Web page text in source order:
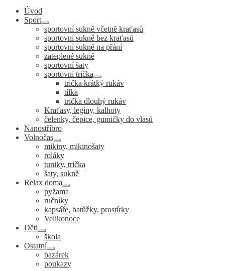
Úvod
Sport
Expand
child
menu
sportovní sukně včetně kraťasů
sportovní sukně bez kraťasů
sportovní sukně na přání
zateplené sukně
sportovní šaty
sportovní trička
Expand
child
trička krátký rukáv
tílka
trička dlouhý rukáv
Kraťasy, legíny, kalhoty
čelenky, čepice, gumičky do vlasů
Nanostříbro
Volnočas
Expand
child
menu
mikiny, mikinošaty
roláky
tuniky, trička
šaty, sukně
Relax doma
Expand
child
menu
pyžama
ručníky
kapsáře, batůžky, prostírky
Velikonoce
Děti
Expand
child
menu
škola
Ostatní
Expand
child
menu
bazárek
poukazy